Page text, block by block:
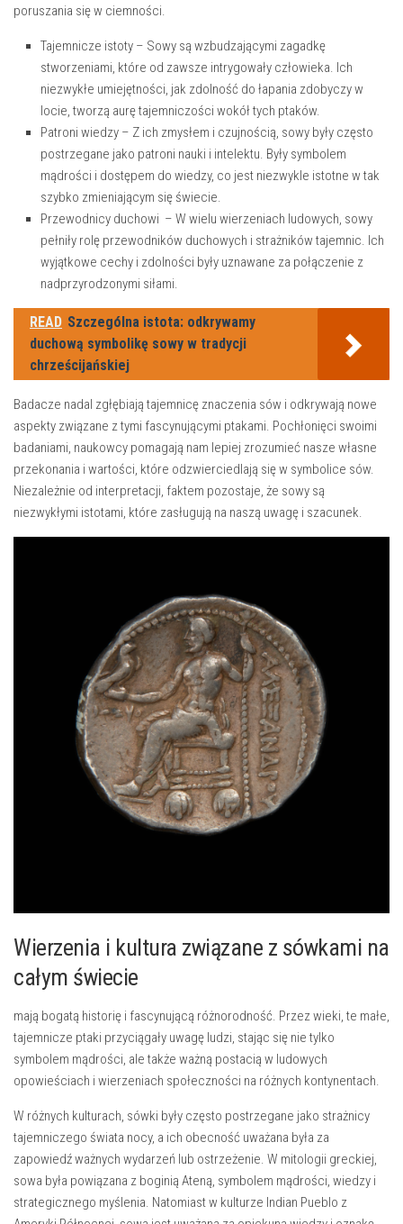
poruszania się w⁤ ciemności.
Tajemnicze istoty – Sowy ⁢są wzbudzającymi zagadkę
stworzeniami, które od zawsze intrygowały człowieka. Ich
niezwykłe umiejętności, jak ‌zdolność do łapania zdobyczy w
locie, tworzą ‌aurę tajemniczości ⁣wokół tych ptaków.
Patroni⁢ wiedzy – Z ich zmysłem i czujnością, sowy były często
postrzegane jako patroni nauki ⁣i intelektu. Były ⁤symbolem
mądrości ⁤i dostępem do⁤ wiedzy, co⁢ jest niezwykle istotne w tak
szybko ‌zmieniającym się⁢ świecie.
Przewodnicy ⁤duchowi ⁢ – W wielu wierzeniach ludowych, sowy‌
pełniły rolę przewodników ⁣duchowych i⁣ strażników tajemnic.‌ Ich
wyjątkowe cechy i zdolności​ były uznawane za połączenie z
nadprzyrodzonymi​ siłami.
READ Szczególna istota: odkrywamy
duchową symbolikę sowy w tradycji
chrześcijańskiej
Badacze nadal zgłębiają tajemnicę znaczenia sów i odkrywają‌ nowe
aspekty związane z tymi​ fascynującymi ptakami. ⁣Pochłonięci swoimi
badaniami, naukowcy pomagają nam lepiej zrozumieć nasze własne
przekonania i wartości, które odzwierciedlają się w symbolice‍ sów.
‍Niezależnie od interpretacji, ⁤faktem ⁢pozostaje, ‌że sowy są
niezwykłymi istotami, które zasługują na naszą uwagę ​i szacunek.
Wierzenia i kultura związane z sówkami na
całym świecie
mają bogatą historię ‍i fascynującą różnorodność. Przez‍ wieki, ​te małe,
tajemnicze ptaki przyciągały​ uwagę ludzi, stając się nie tylko
symbolem ⁢mądrości, ale ​także‍ ważną postacią ⁤w ludowych
opowieściach⁤ i wierzeniach społeczności na różnych kontynentach.
W różnych kulturach, sówki były często ‌postrzegane jako​ strażnicy
tajemniczego świata⁢ nocy, a ich obecność uważana ‍była ‍za
zapowiedź ważnych wydarzeń ⁣lub​ ostrzeżenie.‍ W mitologii greckiej,
sowa była powiązana ‌z boginią⁤ Ateną, symbolem mądrości, wiedzy ⁣i⁣
strategicznego myślenia. ​Natomiast‍ w ​kulturze Indian Pueblo z